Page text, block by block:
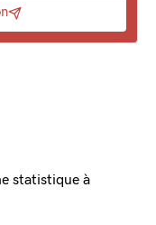
statistique à